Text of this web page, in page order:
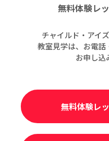
無料体験レ
チャイルド・アイ
教室見学は、お電
お申し込
無料体験レ